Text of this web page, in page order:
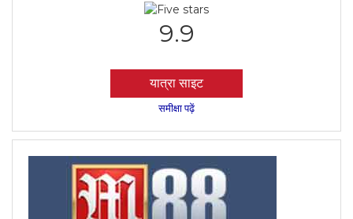
9.9
यात्रा साइट
समीक्षा पढ़ें